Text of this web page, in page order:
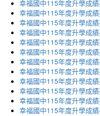
幸福國中115年度升學成
幸福國中115年度升學成
幸福國中115年度升學成
幸福國中115年度升學成
幸福國中115年度升學成
幸福國中115年度升學成
幸福國中115年度升學成
幸福國中115年度升學成
幸福國中115年度升學成
幸福國中115年度升學成
幸福國中115年度升學成
幸福國中115年度升學成